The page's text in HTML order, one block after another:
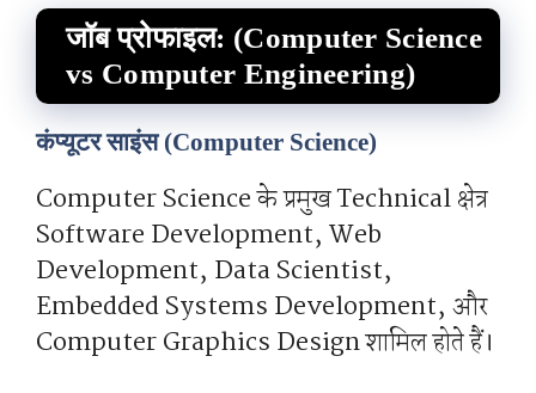
जॉब प्रोफाइल: (Computer Science
vs Computer Engineering)
कंप्यूटर साइंस (Computer Science)
Computer Science के प्रमुख Technical क्षेत्र
Software Development, Web
Development, Data Scientist,
Embedded Systems Development, और
Computer Graphics Design शामिल होते हैं।